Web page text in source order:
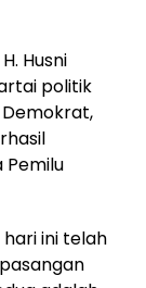
Husni
politik
Demokrat,
Pemilu
ini telah